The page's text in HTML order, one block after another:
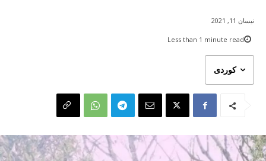
نیسان 11, 2021
Less than 1 minute read
کوردی